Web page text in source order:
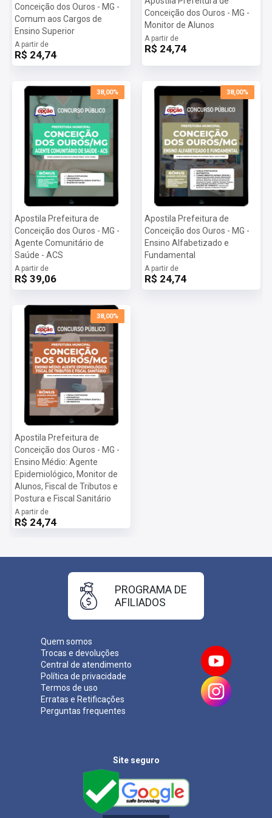
Conceição dos Ouros - MG -
Comum aos Cargos de
Ensino Superior
A partir de
R$ 24,74
Conceição dos Ouros - MG -
Monitor de Alunos
A partir de
R$ 24,74
38,00%
Apostila Prefeitura de
Conceição dos Ouros - MG -
Agente Comunitário de
Saúde - ACS
A partir de
R$ 39,06
38,00%
Apostila Prefeitura de
Conceição dos Ouros - MG -
Ensino Alfabetizado e
Fundamental
A partir de
R$ 24,74
38,00%
Apostila Prefeitura de
Conceição dos Ouros - MG -
Ensino Médio: Agente
Epidemiológico, Monitor de
Alunos, Fiscal de Tributos e
Postura e Fiscal Sanitário
A partir de
R$ 24,74
Quem somos
Trocas e devoluções
Central de atendimento
Política de privacidade
Termos de uso
Erratas e Retificações
Perguntas frequentes
PROGRAMA DE
AFILIADOS
Site seguro